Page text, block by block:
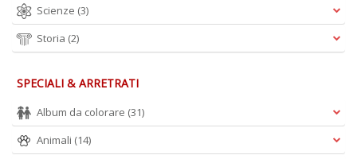
Scienze (3)
Storia (2)
SPECIALI & ARRETRATI
Album da colorare (31)
Animali (14)